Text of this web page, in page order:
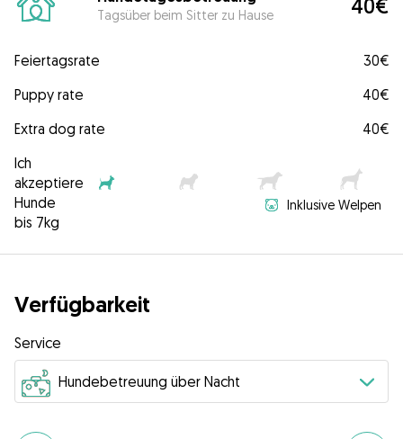
Tagsüber beim Sitter zu Hause 40€
Feiertagsrate
30€
Puppy rate
40€
Extra dog rate
40€
Ich
akzeptiere
Hunde
bis 7kg
Inklusive Welpen
Verfügbarkeit
Service